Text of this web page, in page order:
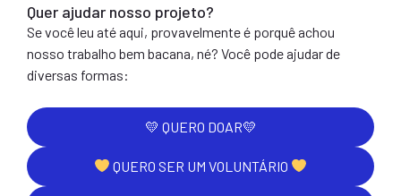
Quer ajudar nosso projeto?
Se você leu até aqui, provavelmente é porquê achou
nosso trabalho bem bacana, né? Você pode ajudar de
diversas formas:
💛 QUERO DOAR💛
QUERO SER UM VOLUNTÁRIO